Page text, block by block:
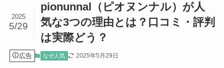
pionunnal（ピオヌンナル）が人
気な3つの理由とは？口コミ・評判
は実際どう？
2025
5/29
広告 なぜ人気 2025年5月29日